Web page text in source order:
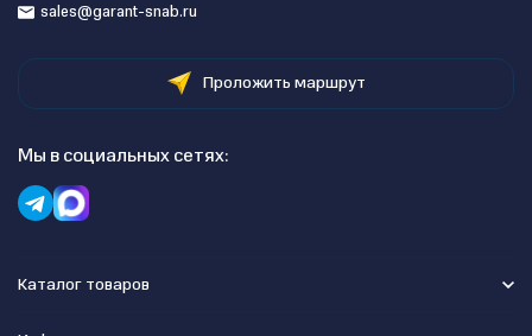
sales@garant-snab.ru
Проложить маршрут
Мы в социальных сетях:
Каталог товаров